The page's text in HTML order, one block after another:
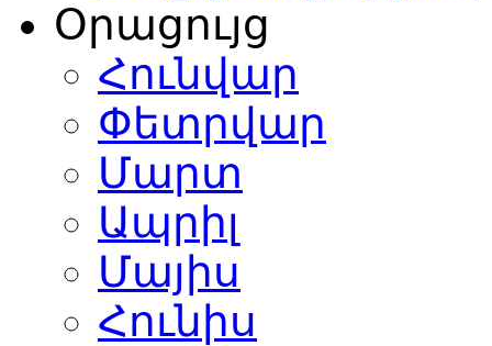
Օրացույց
Հունվար
Փետրվար
Մարտ
Ապրիլ
Մայիս
Հունիս